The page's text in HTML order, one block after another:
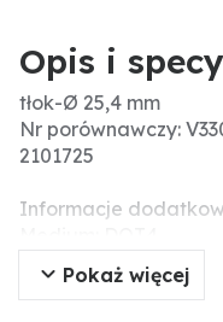
Opis i
tłok-Ø 25,4 mm
Nr porównawczy:
2101725
Informacje
Materiał: żeliwo szare
Ø otworu (mm): 25,4
Pokaż więcej